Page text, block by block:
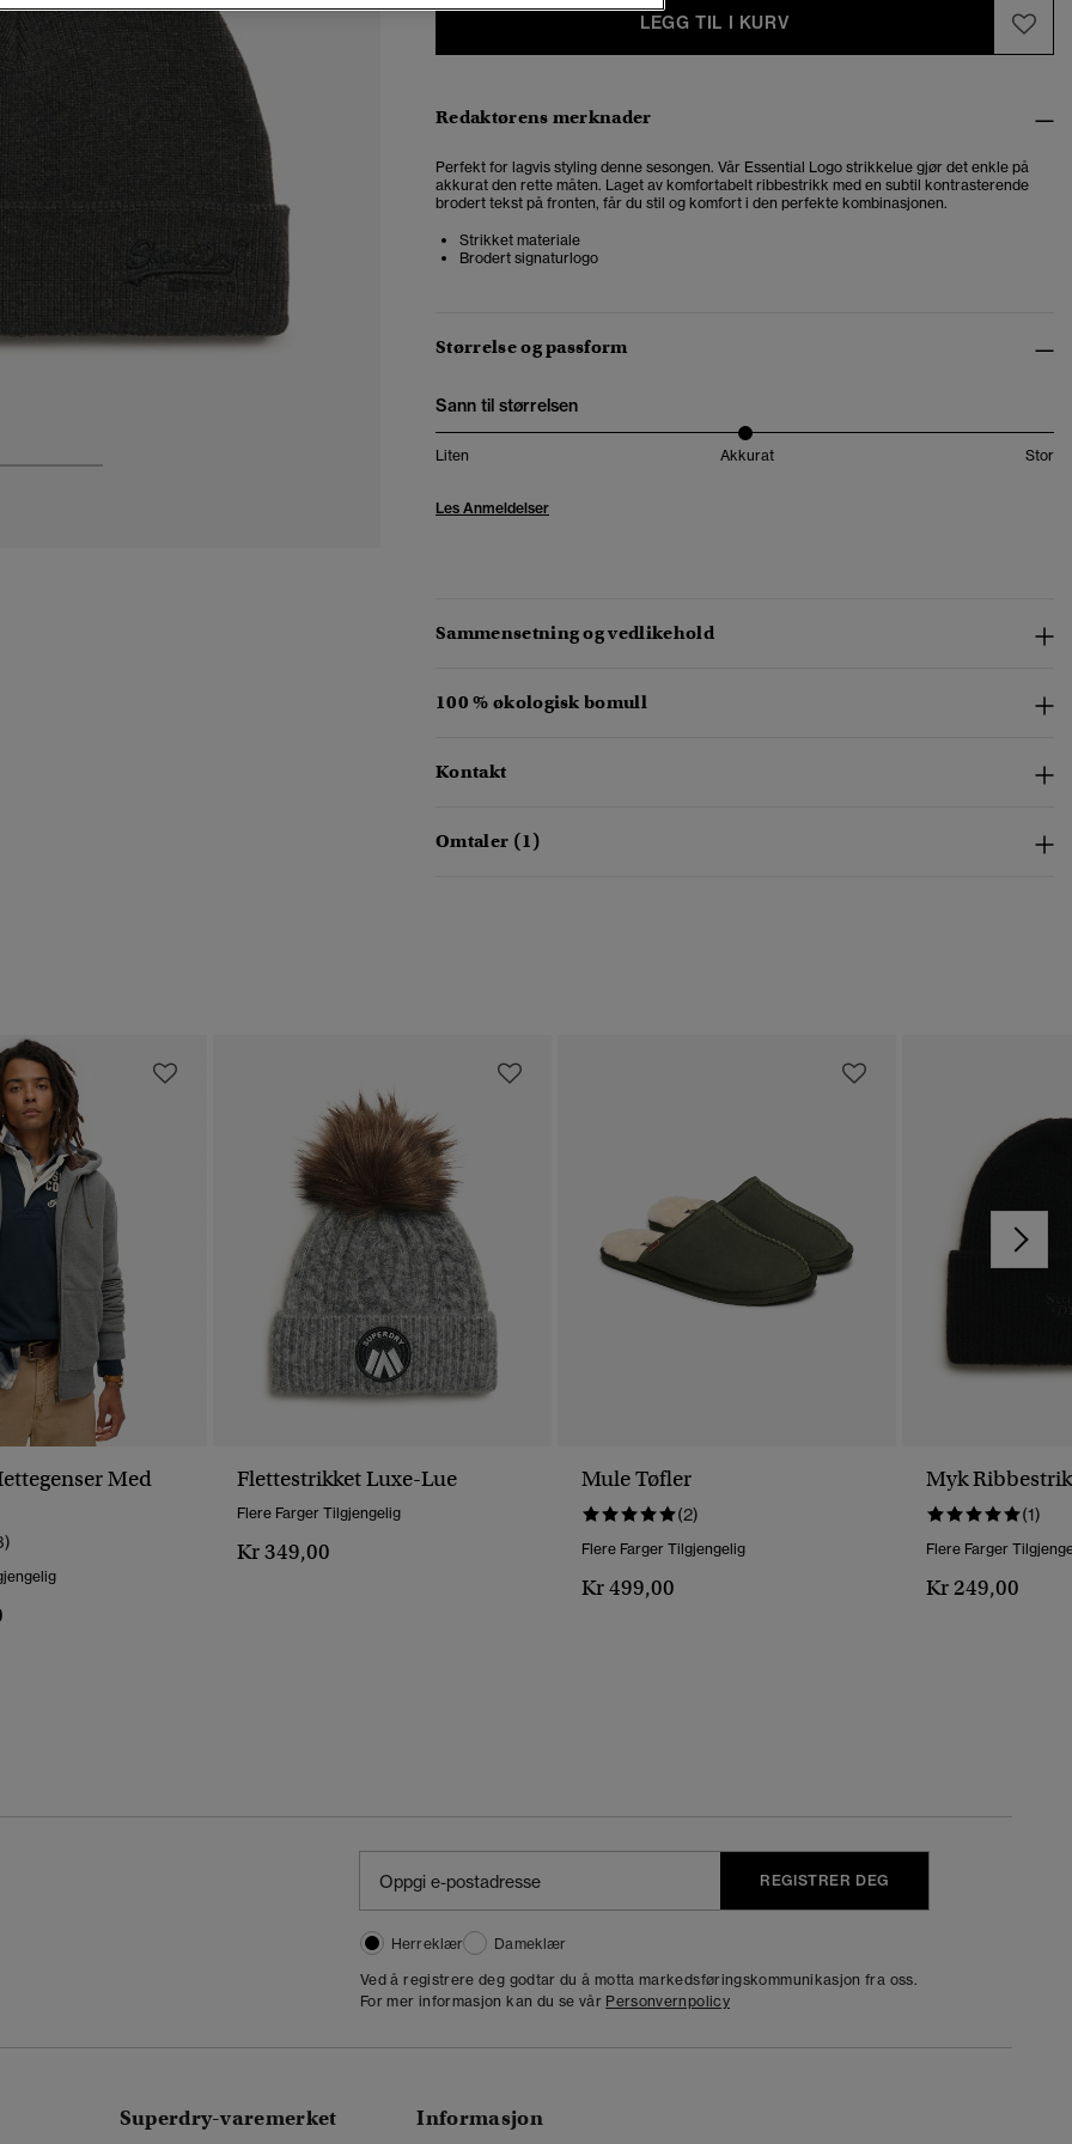
LEGG TIL I KURV
Redaktørens merknader
Perfekt for lagvis styling denne sesongen. Vår Essential Logo strikkelue gjør det enkle på
akkurat den rette måten. Laget av komfortabelt ribbestrikk med en subtil kontrasterende
brodert tekst på fronten, får du stil og komfort i den perfekte kombinasjonen.
Strikket materiale
Brodert signaturlogo
Størrelse og passform
Sann til størrelsen
Liten Akkurat Stor
Les Anmeldelser
Sammensetning og vedlikehold
100 % økologisk bomull
Kontakt
Omtaler (1)
Med Flettestrikket Luxe-Lue
Flere Farger Tilgjengelig
Kr 349,00
Mule Tøfler
(2)
Flere Farger Tilgjengelig
Kr 499,00
Myk
(1)
Flere Farger
Kr 249,00
REGISTRER DEG
Herreklær
Dameklær
Ved å registrere deg godtar du å motta markedsføringskommunikasjon fra oss.
For mer informasjon kan du se vår Personvernpolicy
Superdry-varemerket Informasjon